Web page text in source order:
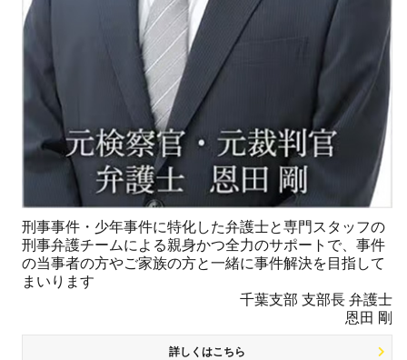
刑事事件・少年事件に特化した弁護士と専門スタッフの
刑事弁護チームによる親身かつ全力のサポートで、事件
の当事者の方やご家族の方と一緒に事件解決を目指して
まいります
千葉支部 支部長 弁護士
恩田 剛
詳しくはこちら